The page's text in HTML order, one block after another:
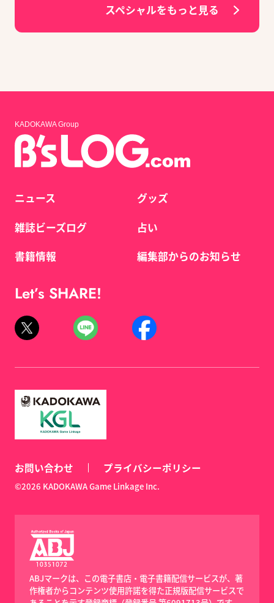
スペシャルをもっと見る
KADOKAWA Group
ニュース
雑誌ビーズログ
書籍情報
グッズ
占い
編集部からのお知らせ
Let’s SHARE!
お問い合わせ プライバシーポリシー
©2026 KADOKAWA Game Linkage Inc.
ABJマークは、この電子書店・電子書籍配信サービスが、著
作権者からコンテンツ使用許諾を得た正規版配信サービスで